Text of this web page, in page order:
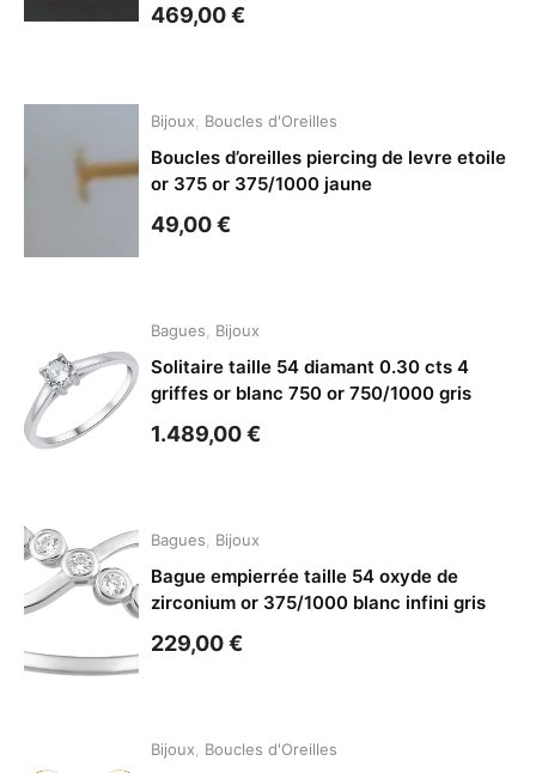
469,00€
Bijoux Boucles d'Oreilles
Boucles d’oreilles piercing de levre etoile
or 375 or 375/1000 jaune
49,00€
Bagues Bijoux
Solitaire taille 54 diamant 0.30 cts 4
griffes or blanc 750 or 750/1000 gris
1.489,00€
Bagues Bijoux
Bague empierrée taille 54 oxyde de
zirconium or 375/1000 blanc infini gris
229,00€
Bijoux Boucles d'Oreilles